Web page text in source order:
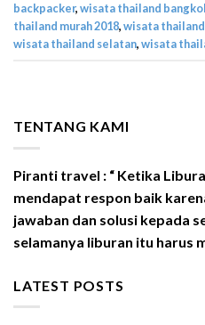
TENTANG KAMI
Piranti travel : “ Ketika
mendapat respon baik
jawaban dan solusi kepada
selamanya liburan itu harus
LATEST POSTS
backpacker,wisata thailand
thailand murah 2018,wisata
wisata thailand selatan,wisata